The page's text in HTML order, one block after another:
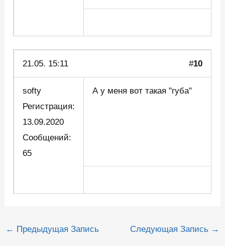
21.05. 15:11 #10
softy
Регистрация:
13.09.2020
Сообщений:
65
А у меня вот такая "губа"
Навигация
← Предыдущая Запись Следующая Запись →